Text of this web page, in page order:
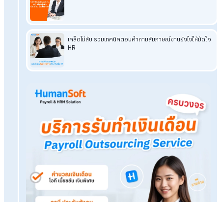
อย่าปล่อยให้การส่งประกันสังคมล่าช้า กลายเป็นปัญหาใหญ่ของ
องค์กร เพราะความล่าช้าไม่ใช่แค่เรื่องบัญชี แต่ส่งผลถึงค่าปรับทา
กฎหมาย ความเชื่อมั่นของพนักงาน และภาพลักษณ์องค์กรโดยร
หนทางป้องกันความผิดพลาดเหล่านี้ คือการเลือกใช้บริการรับทำเ
คำนวณประกันสังคม ไปจนถึงการจัดทำรายงานประกันสังคมอย่าง
ถูกต้อง ช่วยให้คุณหมดกังวลเรื่องการส่งประกันสังคมล่าช้า ทำให้
องค์กรเดินหน้าต่อได้อย่างมั่นใจทุกเดือน
Tags: